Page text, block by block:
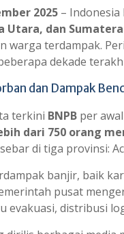
2025 –
Utara, dan
warga terdampak.
dekade
dan Dampak
terkini BNPB per
dari 750 orang
di tiga provinsi:
banjir, baik
pusat
evakuasi, distribusi